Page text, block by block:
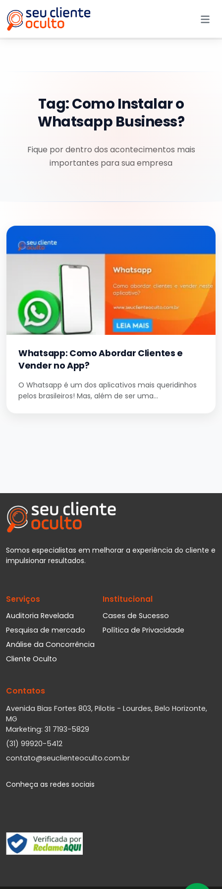
Tag:Como Instalar o
Whatsapp Business?
Fique por dentro dos acontecimentos mais
importantes para sua empresa
Whatsapp: Como Abordar Clientes e
Vender no App?
O Whatsapp é um dos aplicativos mais queridinhos
pelos brasileiros! Mas, além de ser uma…
Somos especialistas em melhorar a experiência do cliente e
impulsionar resultados.
Serviços
Auditoria Revelada
Pesquisa de mercado
Análise da Concorrência
Cliente Oculto
Institucional
Cases de Sucesso
Política de Privacidade
Contatos
Avenida Bias Fortes 803, Pilotis - Lourdes, Belo Horizonte,
MG
Marketing: 31 7193-5829
(31) 99920-5412
contato@seuclienteoculto.com.br
Conheça as redes sociais